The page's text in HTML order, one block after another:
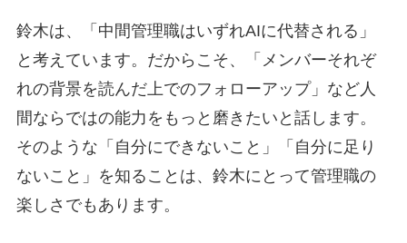
鈴木は、「中間管理職はいずれAIに代替される」
と考えています。だからこそ、「メンバーそれぞ
れの背景を読んだ上でのフォローアップ」など人
間ならではの能力をもっと磨きたいと話します。
そのような「自分にできないこと」「自分に足り
ないこと」を知ることは、鈴木にとって管理職の
楽しさでもあります。